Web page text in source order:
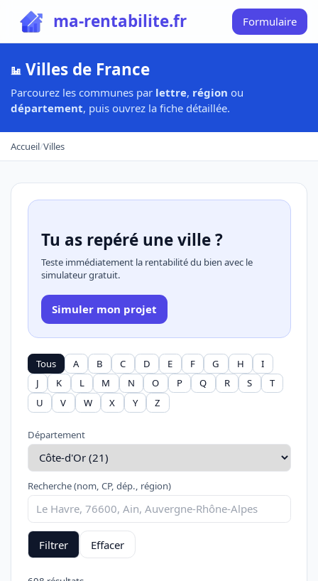
ma-rentabilite.fr Formulaire
Villes de France
Parcourez les communes par lettre, région ou
département, puis ouvrez la fiche détaillée.
Accueil/Villes
Tu as repéré une ville ?
Teste immédiatement la rentabilité du bien avec le
simulateur gratuit.
Simuler mon projet
Tous A B C D E F G H
I
J
K L M N O P Q R S
T
U
V W X Y Z
Département
Recherche (nom, CP, dép., région)
Filtrer Effacer